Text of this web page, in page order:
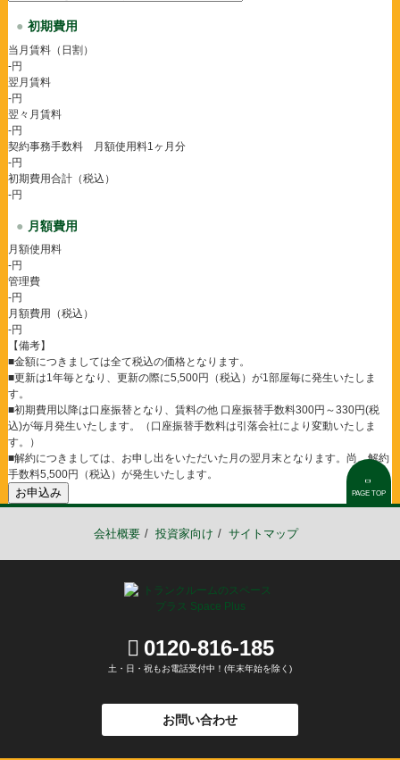
初期費用
当月賃料（日割）
-円
翌月賃料
-円
翌々月賃料
-円
契約事務手数料 月額使用料1ヶ月分
-円
初期費用合計（税込）
-円
月額費用
月額使用料
-円
管理費
-円
月額費用（税込）
-円
【備考】
■金額につきましては全て税込の価格となります。
■更新は1年毎となり、更新の際に5,500円（税込）が1部屋毎に発生いたしま
す。
■初期費用以降は口座振替となり、賃料の他 口座振替手数料300円～330円(税
込)が毎月発生いたします。（口座振替手数料は引落会社により変動いたしま
す。）
■解約につきましては、お申し出をいただいた月の翌月末となります。尚、解約
手数料5,500円（税込）が発生いたします。
お申込み PAGE TOP
会社概要 投資家向け サイトマップ
0120-816-185
土・日・祝もお電話受付中！(年末年始を除く)
お問い合わせ